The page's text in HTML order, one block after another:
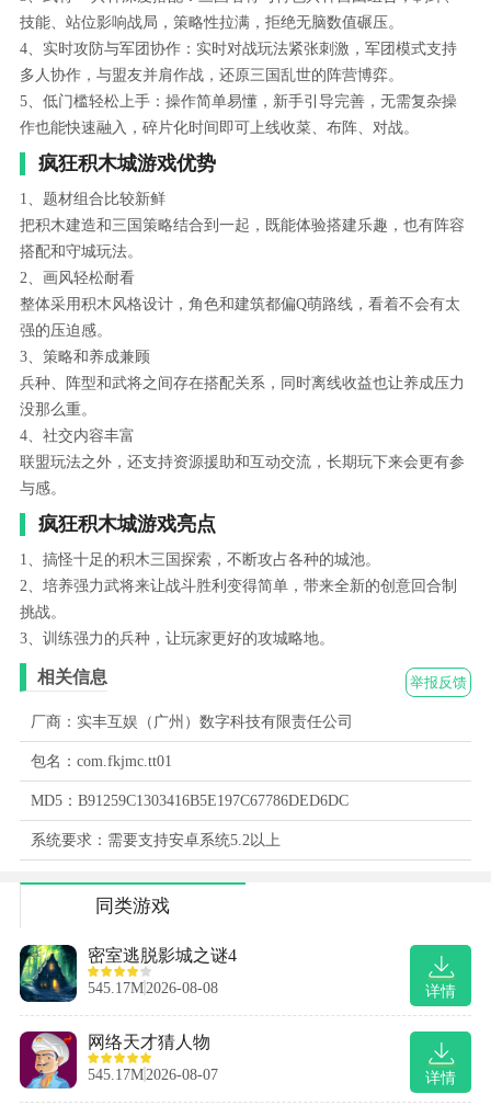
技能、站位影响战局，策略性拉满，拒绝无脑数值碾压。
4、实时攻防与军团协作：实时对战玩法紧张刺激，军团模式支持
多人协作，与盟友并肩作战，还原三国乱世的阵营博弈。
5、低门槛轻松上手：操作简单易懂，新手引导完善，无需复杂操
作也能快速融入，碎片化时间即可上线收菜、布阵、对战。
疯狂积木城游戏优势
1、题材组合比较新鲜
把积木建造和三国策略结合到一起，既能体验搭建乐趣，也有阵容
搭配和守城玩法。
2、画风轻松耐看
整体采用积木风格设计，角色和建筑都偏Q萌路线，看着不会有太
强的压迫感。
3、策略和养成兼顾
兵种、阵型和武将之间存在搭配关系，同时离线收益也让养成压力
没那么重。
4、社交内容丰富
联盟玩法之外，还支持资源援助和互动交流，长期玩下来会更有参
与感。
疯狂积木城游戏亮点
1、搞怪十足的积木三国探索，不断攻占各种的城池。
2、培养强力武将来让战斗胜利变得简单，带来全新的创意回合制
挑战。
3、训练强力的兵种，让玩家更好的攻城略地。
举报反馈
相关信息
厂商：实丰互娱（广州）数字科技有限责任公司
包名：com.fkjmc.tt01
MD5：B91259C1303416B5E197C67786DED6DC
系统要求：需要支持安卓系统5.2以上
同类游戏
详情
密室逃脱影城之谜4
545.17M 2026-08-08
详情
网络天才猜人物
545.17M 2026-08-07